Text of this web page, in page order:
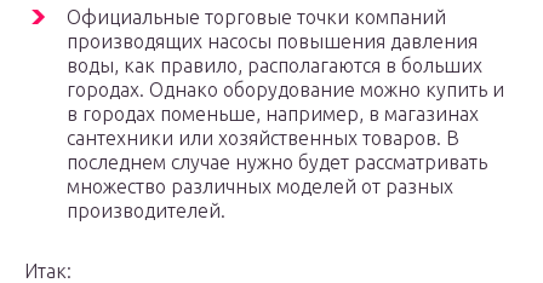
Официальные торговые точки компаний
производящих насосы повышения давления
воды, как правило, располагаются в больших
городах. Однако оборудование можно купить и
в городах поменьше, например, в магазинах
сантехники или хозяйственных товаров. В
последнем случае нужно будет рассматривать
множество различных моделей от разных
производителей.
Итак: